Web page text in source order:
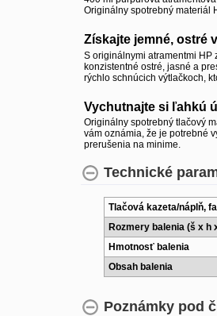
Originálny spotrebný materiál
Získajte jemné, ostré
S originálnymi atramentmi HP
konzistentné ostré, jasné a
rýchlo schnúcich výtlačkoch,
Vychutnajte si ľahkú
Originálny spotrebný tlačový
vám oznámia, že je potrebné
prerušenia na minime.
Technické
Tlačová kazeta/náplň,
Rozmery balenia (š x h
Hmotnosť balenia
Obsah balenia
Poznámky pod